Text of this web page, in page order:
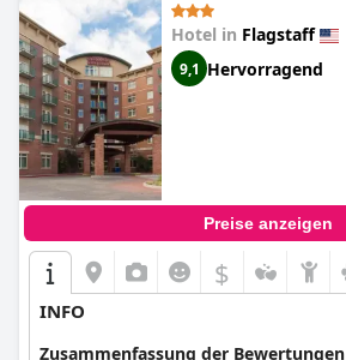
Hotel in Flagstaff
9,1 Hervorragend
Preise anzeigen
$
INFO
Zusammenfassung der Bewertungen